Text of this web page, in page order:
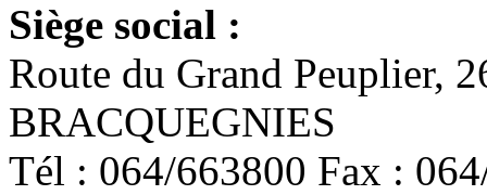
Siège social :
Route du Grand Peuplier,
BRACQUEGNIES
Tél : 064/663800 Fax :